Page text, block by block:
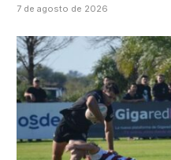
7 de agosto de 2026